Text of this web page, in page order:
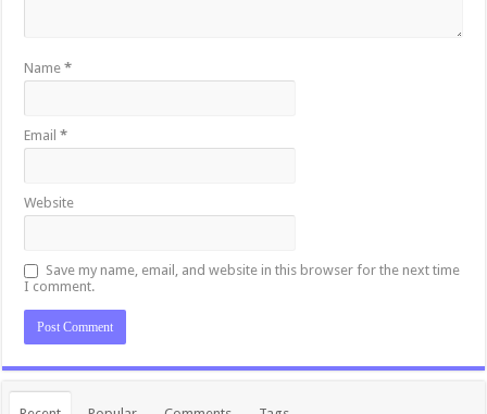
Name*
Email*
Website
Save my name, email, and website in this browser for the next time
I comment.